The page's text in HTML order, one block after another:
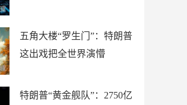
五角大楼“罗生门”：特朗普
这出戏把全世界演懵
特朗普“黄金舰队”：2750亿